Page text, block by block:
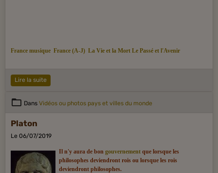
France musique France (A-J) La Vie et la Mort Le Passé et l'Avenir
Lire la suite
Dans Vidéos ou photos pays et villes du monde
Platon
Le 06/07/2019
Il n'y aura de bon gouvernementque lorsque les
philosophes deviendront rois ou lorsque les rois
deviendront philosophes.